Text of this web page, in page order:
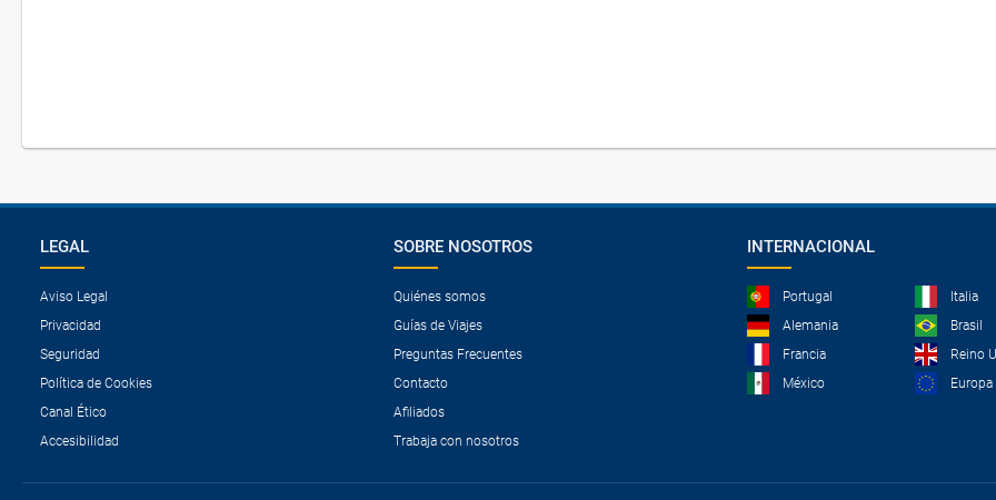
LEGAL
Aviso Legal
Privacidad
Seguridad
Política de Cookies
Canal Ético
Accesibilidad
SOBRE NOSOTROS
Quiénes somos
Guías de Viajes
Preguntas Frecuentes
Contacto
Afiliados
Trabaja con nosotros
INTERNACIONAL
Portugal
Italia
Alemania
Brasil
Francia
Reino
México
Europa